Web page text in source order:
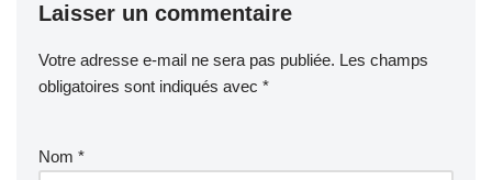
Laisser un commentaire
Votre adresse e-mail ne sera pas publiée. Les champs
obligatoires sont indiqués avec *
Nom *